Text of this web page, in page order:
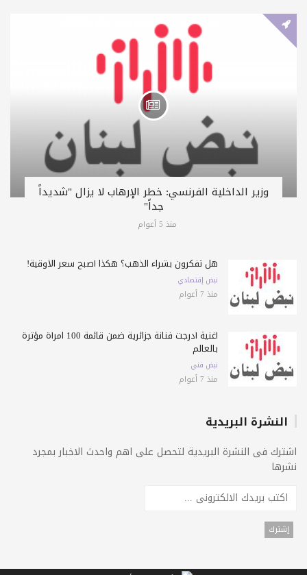
وزير الداخلية الفرنسي: خطر الإرهاب لا يزال "شديداً
جداً"
منذ 5 أعوام
هل تفكرون بشراء الذهب؟ هكذا أصبح سعر الأوقية!
نبض إقتصادي
منذ 7 أعوام
أغنية أدرجت فنانة جزائرية ضمن قائمة 100 امرأة مؤثرة
بالعالم
نبض فني
منذ 7 أعوام
النشرة البريدية
اشترك فى النشرة البريدية لتحصل على اهم واحدث الاخبار بمجرد
نشرها